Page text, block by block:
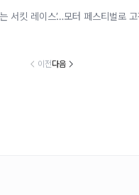
서킷 레이스’…모터 페스티벌로
이전다음